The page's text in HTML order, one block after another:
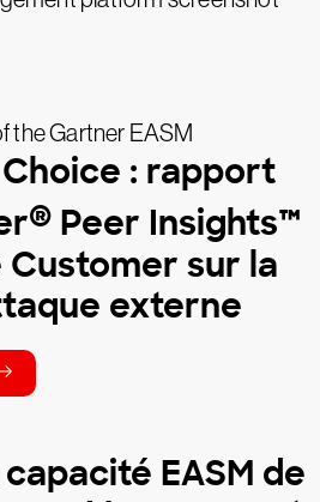
: rapport
® Peer Insights™
sur la
externe
EASM de